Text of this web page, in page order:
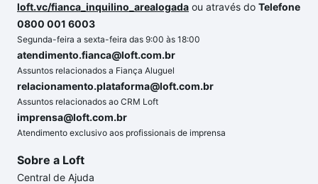
loft.vc/fianca_inquilino_arealogada ou através do Telefone
0800 001 6003
Segunda-feira a sexta-feira das 9:00 às 18:00
atendimento.fianca@loft.com.br
Assuntos relacionados a Fiança Aluguel
relacionamento.plataforma@loft.com.br
Assuntos relacionados ao CRM Loft
imprensa@loft.com.br
Atendimento exclusivo aos profissionais de imprensa
Sobre a Loft
Central de Ajuda